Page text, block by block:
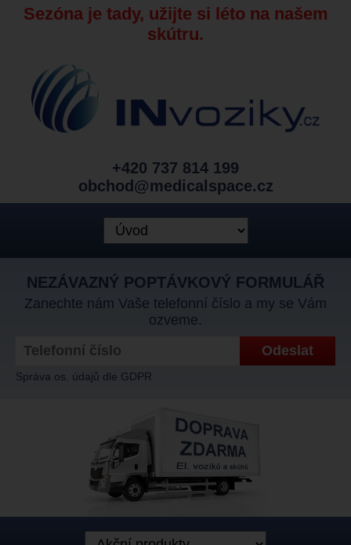
Sezóna je tady, užijte si léto na našem
skútru.
+420 737 814 199
obchod@medicalspace.cz
NEZÁVAZNÝ POPTÁVKOVÝ FORMULÁŘ
Zanechte nám Vaše telefonní číslo a my se Vám
ozveme.
Správa os. údajů dle GDPR